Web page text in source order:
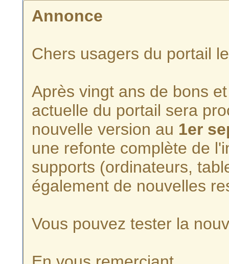
Annonce
Chers usagers du portail
Après vingt ans de bons
actuelle du portail sera
nouvelle version au 1er
une refonte complète de
supports (ordinateurs,
également de nouvelles
Vous pouvez tester la